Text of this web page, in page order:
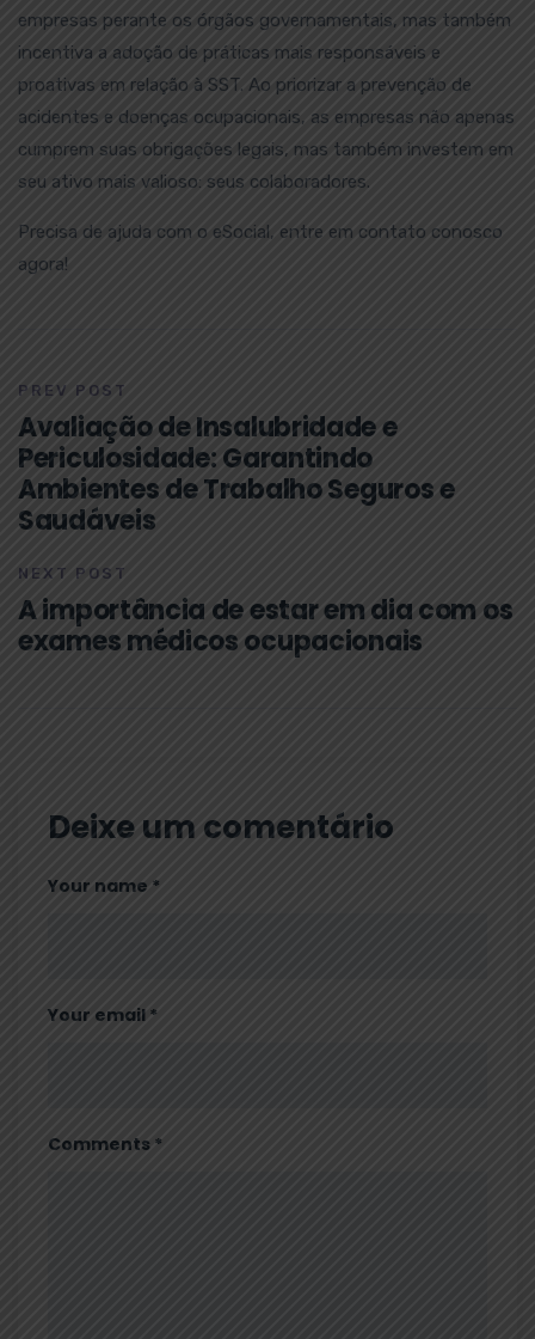
empresas perante os órgãos governamentais, mas também
incentiva a adoção de práticas mais responsáveis e
proativas em relação à SST. Ao priorizar a prevenção de
acidentes e doenças ocupacionais, as empresas não apenas
cumprem suas obrigações legais, mas também investem em
seu ativo mais valioso: seus colaboradores.
Precisa de ajuda com o eSocial, entre em contato conosco
agora!
PREV POST
Avaliação de Insalubridade e
Periculosidade: Garantindo
Ambientes de Trabalho Seguros e
Saudáveis
NEXT POST
A importância de estar em dia com os
exames médicos ocupacionais
Deixe um comentário
Your name *
Your email *
Comments *